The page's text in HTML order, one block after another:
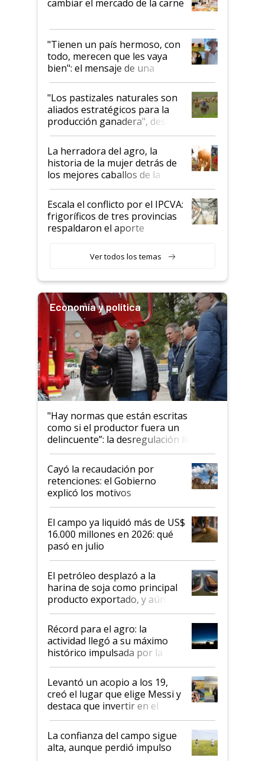
cambiar el mercado de la carne
"Tienen un país hermoso, con
todo, merecen que les vaya
bien": el mensaje de una
ganadera uruguaya sobre las
oportunidades que se abren
para el agro en Argentina, con
foco en la carne
"Los pastizales naturales son
aliados estratégicos para la
producción ganadera", destaca
la iniciativa que ya reúne a 46
establecimientos en Argentina
La herradora del agro, la
historia de la mujer detrás de
los mejores caballos de la
Argentina y los mitos que
todavía hacen sufrir a estos
animales: "Mientras me
descalificaban, yo seguí
haciendo currículum"
Escala el conflicto por el IPCVA:
frigoríficos de tres provincias
respaldaron el aporte
Ver todos los temas
Economía y política
"Hay normas que están escritas
como si el productor fuera un
delincuente”: la desregulación llegó
al Congreso Aapresid y hasta se
habló del financiamiento al IPCVA
Cayó la recaudación por
retenciones: el Gobierno
explicó los motivos
El campo ya liquidó más de US$
16.000 millones en 2026: qué
pasó en julio
El petróleo desplazó a la
harina de soja como principal
producto exportado, y aún así
el agro aportó casi seis de cada
diez dólares y sostuvo el
liderazgo en un semestre
récord
Récord para el agro: la
actividad llegó a su máximo
histórico impulsada por la
cosecha y las exportaciones
Levantó un acopio a los 19,
creó el lugar que elige Messi y
destaca que invertir en el
kirchnerismo era como "darle
plata a un hijo para droga":
Juan Félix Rossetti, el libertario
que de una dura crisis salió
La confianza del campo sigue
alta, aunque perdió impulso